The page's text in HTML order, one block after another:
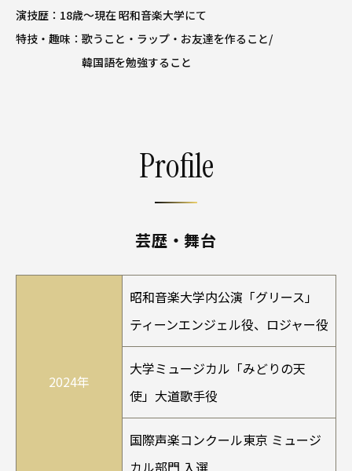
演技歴： 18歳～現在 昭和音楽大学にて
特技・趣味： 歌うこと・ラップ・お友達を作ること/
韓国語を勉強すること
Profile
芸歴・舞台
2024年
昭和音楽大学内公演「グリース」
ティーンエンジェル役、ロジャー役
大学ミュージカル「みどりの天
使」大道歌手役
国際声楽コンクール東京 ミュージ
カル部門 入選